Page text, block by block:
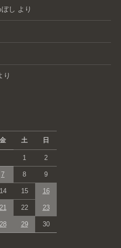
ぼし より
り
金 土 日
1 2
7 8 9
14 15 16
21 22 23
28 29 30